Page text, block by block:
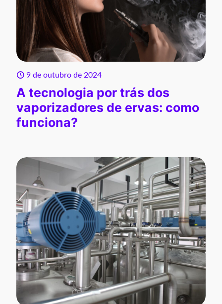
9 de outubro de 2024
A tecnologia por trás dos
vaporizadores de ervas: como
funciona?